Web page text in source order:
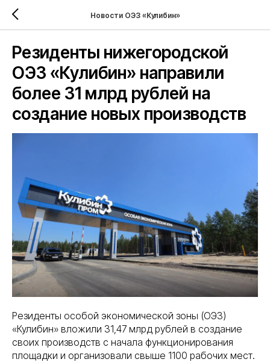
Новости ОЭЗ «Кулибин»
Резиденты нижегородской
ОЭЗ «Кулибин» направили
более 31 млрд рублей на
создание новых производств
Резиденты особой экономической зоны (ОЭЗ)
«Кулибин» вложили 31,47 млрд рублей в создание
своих производств с начала функционирования
площадки и организовали свыше 1100 рабочих мест.